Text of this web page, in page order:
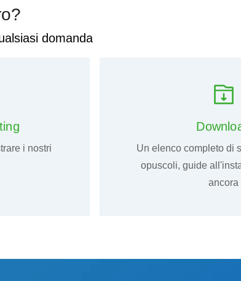
domanda
i nostri
Un elenco completo di
opuscoli, guide
ancora